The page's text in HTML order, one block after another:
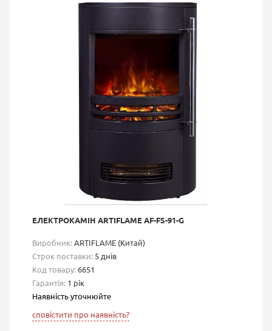
ЕЛЕКТРОКАМІН ARTIFLAME AF-FS-91-G
Виробник:ARTIFLAME (Китай)
Строк поставки: 5 днів
Код товару:6651
Гарантія: 1 рік
Наявність уточнюйте
сповістити про наявність?